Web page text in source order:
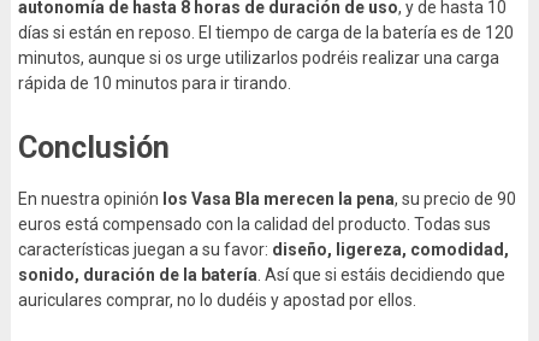
autonomía de hasta 8 horas de duración de uso, y de hasta 10
días si están en reposo. El tiempo de carga de la batería es de 120
minutos, aunque si os urge utilizarlos podréis realizar una carga
rápida de 10 minutos para ir tirando.
Conclusión
En nuestra opinión los Vasa Bla merecen la pena, su precio de 90
euros está compensado con la calidad del producto. Todas sus
características juegan a su favor: diseño, ligereza, comodidad,
sonido, duración de la batería . Así que si estáis decidiendo que
auriculares comprar, no lo dudéis y apostad por ellos.